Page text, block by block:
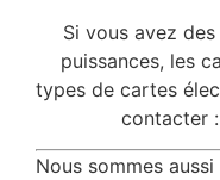
Si vous avez
puissances, les
types de cartes
contacter :
Nous sommes